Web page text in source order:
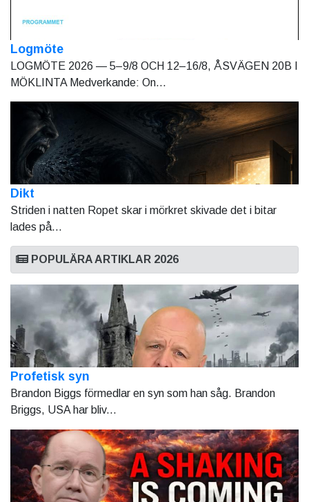
Logmöte
LOGMÖTE 2026 — 5–9/8 OCH 12–16/8, ÅSVÄGEN 20B I
MÖKLINTA Medverkande: On...
Dikt
Striden i natten Ropet skar i mörkret skivade det i bitar
lades på...
POPULÄRA ARTIKLAR 2026
Profetisk syn
Brandon Biggs förmedlar en syn som han såg. Brandon
Briggs, USA har bliv...